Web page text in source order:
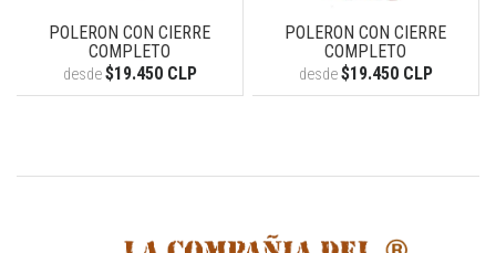
POLERON CON CIERRE
COMPLETO
desde$19.450 CLP
POLERON CON CIERRE
COMPLETO
desde$19.450 CLP